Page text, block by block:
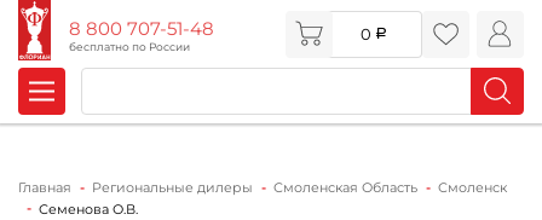
8 800 707-51-48
бесплатно по России
0
Главная Региональные дилеры Смоленская Область
Смоленск
Семенова О.В.